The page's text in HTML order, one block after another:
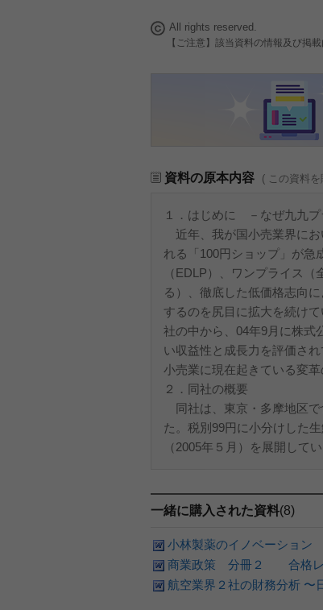
All rights reserved.
【ご注意】該当資料の情報及び掲
資料の原本内容 ( この資料を
１．はじめに －なぜ九九プ
近年、我が国小売業界にお
れる「100円ショップ」が急
（EDLP）、ワンプライス（
る）、徹底した低価格志向
するのを尻目に拡大を続け
社の中から、04年9月に株式
い収益性と成長力を評価さ
小売業に現在起きている変
２．同社の概要
同社は、東京・多摩地区で
た。税別99円に小分けした
（2005年５月）を展開して
一緒に購入された資料(8)
小林製薬のイノベーション
商業政策 分冊２ 合格
航空業界２社の財務分析 〜